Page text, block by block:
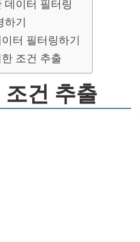
데이터 필터링
하기
터 필터링하기
조건 추출
조건 추출